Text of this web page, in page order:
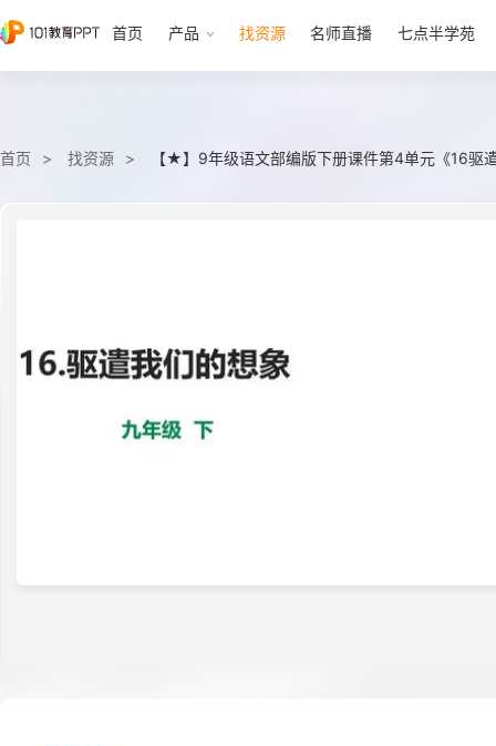
首页 产品 找资源 名师直播 七点半学苑
首页 找资源 【★】9年级语文部编版下册课件第4单元《16驱